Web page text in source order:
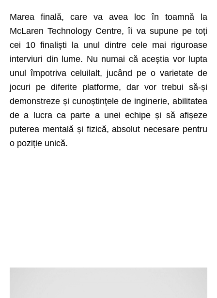
Marea finală, care va avea loc în toamnă la
McLaren Technology Centre, îi va supune pe toți
cei 10 finaliști la unul dintre cele mai riguroase
interviuri din lume. Nu numai că aceștia vor lupta
unul împotriva celuilalt, jucând pe o varietate de
jocuri pe diferite platforme, dar vor trebui să-și
demonstreze și cunoștințele de inginerie, abilitatea
de a lucra ca parte a unei echipe și să afișeze
puterea mentală și fizică, absolut necesare pentru
o poziție unică.